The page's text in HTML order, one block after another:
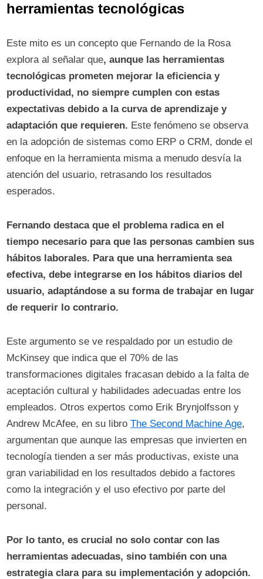
herramientas tecnológicas
Este mito es un concepto que Fernando de la Rosa
explora al señalar que, aunque las herramientas
tecnológicas prometen mejorar la eficiencia y
productividad, no siempre cumplen con estas
expectativas debido a la curva de aprendizaje y
adaptación que requieren. Este fenómeno se observa
en la adopción de sistemas como ERP o CRM, donde el
enfoque en la herramienta misma a menudo desvía la
atención del usuario, retrasando los resultados
esperados.
Fernando destaca que el problema radica en el
tiempo necesario para que las personas cambien sus
hábitos laborales. Para que una herramienta sea
efectiva, debe integrarse en los hábitos diarios del
usuario, adaptándose a su forma de trabajar en lugar
de requerir lo contrario.
Este argumento se ve respaldado por un estudio de
McKinsey que indica que el 70% de las
transformaciones digitales fracasan debido a la falta de
aceptación cultural y habilidades adecuadas entre los
empleados. Otros expertos como Erik Brynjolfsson y
Andrew McAfee, en su libroThe Second Machine Age,
argumentan que aunque las empresas que invierten en
tecnología tienden a ser más productivas, existe una
gran variabilidad en los resultados debido a factores
como la integración y el uso efectivo por parte del
personal.
Por lo tanto, es crucial no solo contar con las
herramientas adecuadas, sino también con una
estrategia clara para su implementación y adopción.